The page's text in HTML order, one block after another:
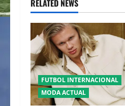
RELATED NEWS
FUTBOL INTERNACIONAL
MODA ACTUAL